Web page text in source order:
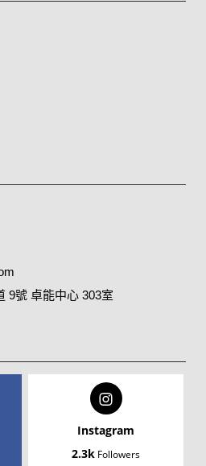
9號 卓能中心 303室
Instagram
2.3k Followers